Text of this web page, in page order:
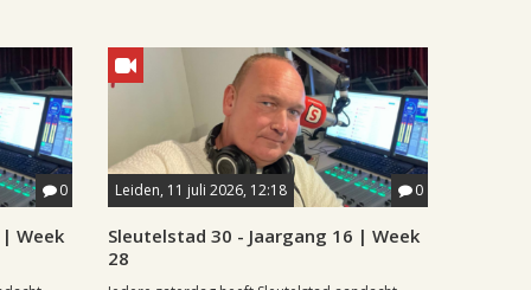
0
Week
Leiden, 11 juli 2026, 12:18 0
Sleutelstad 30 - Jaargang 16 | Week
28